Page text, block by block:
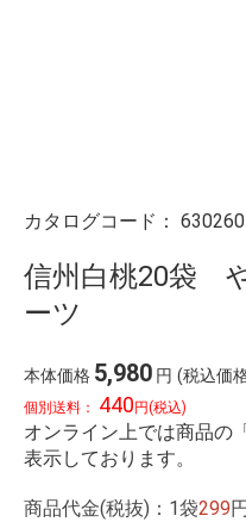
カタログコード： 630260
信州白桃20袋
ーツ
本体価格 5,980 円 (税込価
個別送料： 440 円(税込)
オンライン上では商品の
表示しております。
商品代金(税抜)：1袋299